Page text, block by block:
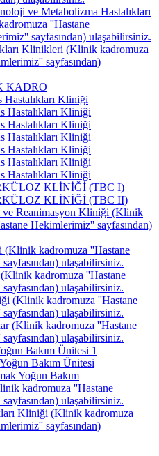
ve Metabolizma Hastalıkları
''Hastane
sayfasından) ulaşabilirsiniz.
Klinikleri (Klinik kadromuza
sayfasından)
KADRO
Hastalıkları Kliniği
Hastalıkları Kliniği
Hastalıkları Kliniği
Hastalıkları Kliniği
Hastalıkları Kliniği
Hastalıkları Kliniği
Hastalıkları Kliniği
KLİNİĞİ (TBC I)
KLİNİĞİ (TBC II)
ve Reanimasyon Kliniği (Klinik
Hekimlerimiz'' sayfasından)
(Klinik kadromuza ''Hastane
ulaşabilirsiniz.
kadromuza ''Hastane
ulaşabilirsiniz.
(Klinik kadromuza ''Hastane
ulaşabilirsiniz.
(Klinik kadromuza ''Hastane
ulaşabilirsiniz.
Bakım Ünitesi 1
Bakım Ünitesi
Yoğun Bakım
kadromuza ''Hastane
ulaşabilirsiniz.
Kliniği (Klinik kadromuza
sayfasından)